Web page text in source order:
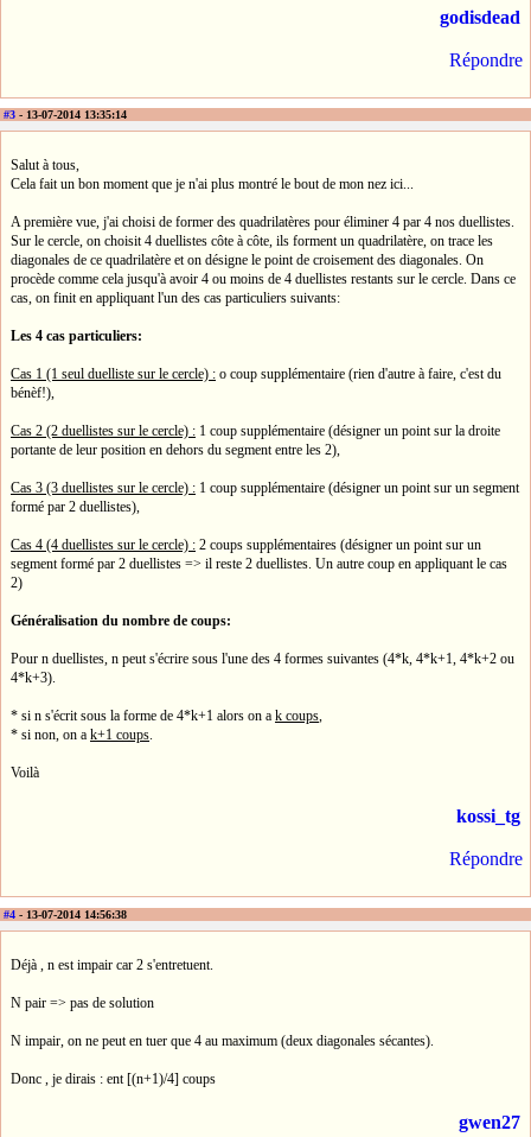
godisdead
Répondre
#3 - 13-07-2014 13:35:14
Salut à tous,
Cela fait un bon moment que je n'ai plus montré le bout de mon nez ici...
A première vue, j'ai choisi de former des quadrilatères pour éliminer 4 par 4 nos duellistes.
Sur le cercle, on choisit 4 duellistes côte à côte, ils forment un quadrilatère, on trace les
diagonales de ce quadrilatère et on désigne le point de croisement des diagonales. On
procède comme cela jusqu'à avoir 4 ou moins de 4 duellistes restants sur le cercle. Dans ce
cas, on finit en appliquant l'un des cas particuliers suivants:
Les 4 cas particuliers:
Cas 1 (1 seul duelliste sur le cercle) : o coup supplémentaire (rien d'autre à faire, c'est du
bénèf!),
Cas 2 (2 duellistes sur le cercle) : 1 coup supplémentaire (désigner un point sur la droite
portante de leur position en dehors du segment entre les 2),
Cas 3 (3 duellistes sur le cercle) : 1 coup supplémentaire (désigner un point sur un segment
formé par 2 duellistes),
Cas 4 (4 duellistes sur le cercle) : 2 coups supplémentaires (désigner un point sur un
segment formé par 2 duellistes => il reste 2 duellistes. Un autre coup en appliquant le cas
2)
Généralisation du nombre de coups:
Pour n duellistes, n peut s'écrire sous l'une des 4 formes suivantes (4*k, 4*k+1, 4*k+2 ou
4*k+3).
* si n s'écrit sous la forme de 4*k+1 alors on a k coups,
* si non, on a k+1 coups.
Voilà
kossi_tg
Répondre
#4 - 13-07-2014 14:56:38
Déjà , n est impair car 2 s'entretuent.
N pair => pas de solution
N impair, on ne peut en tuer que 4 au maximum (deux diagonales sécantes).
Donc , je dirais : ent [(n+1)/4] coups
gwen27